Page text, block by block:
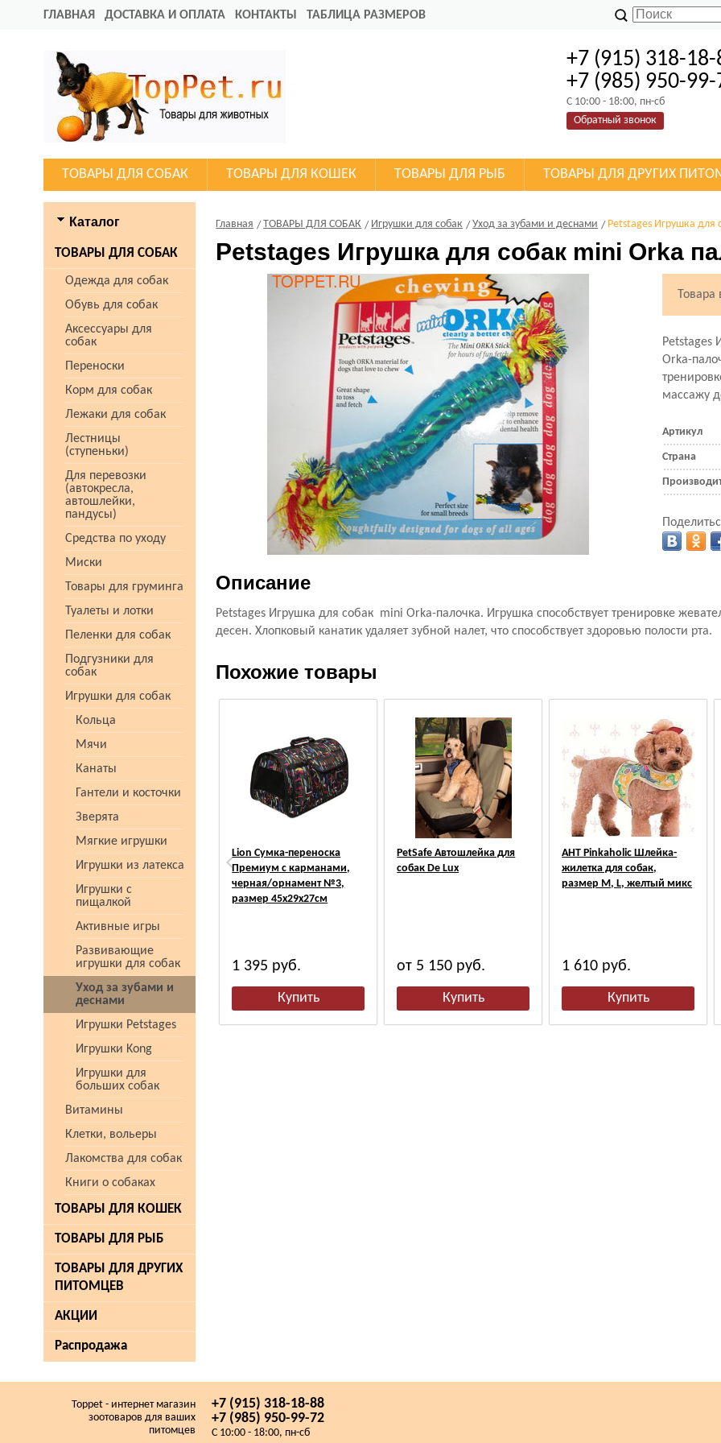
ГЛАВНАЯ ДОСТАВКА И ОПЛАТА КОНТАКТЫ ТАБЛИЦА РАЗМЕРОВ
+7 (915) 318-18-
+7 (985) 950-99-
C 10:00 - 18:00, пн-сб
Обратный звонок
ТОВАРЫ ДЛЯ СОБАК ТОВАРЫ ДЛЯ КОШЕК ТОВАРЫ ДЛЯ РЫБ ТОВАРЫ ДЛЯ ДРУГИХ
Каталог
ТОВАРЫ ДЛЯ СОБАК
Одежда для собак
Обувь для собак
Аксессуары для
собак
Переноски
Корм для собак
Лежаки для собак
Лестницы
(ступеньки)
Для перевозки
(автокресла,
автошлейки,
пандусы)
Средства по уходу
Миски
Товары для груминга
Туалеты и лотки
Пеленки для собак
Подгузники для
собак
Игрушки для собак
Кольца
Мячи
Канаты
Гантели и косточки
Зверята
Мягкие игрушки
Игрушки из латекса
Игрушки с
пищалкой
Активные игры
Развивающие
игрушки для собак
Уход за зубами и
деснами
Игрушки Petstages
Игрушки Kong
Игрушки для
больших собак
Витамины
Клетки, вольеры
Лакомства для собак
Книги о собаках
ТОВАРЫ ДЛЯ КОШЕК
ТОВАРЫ ДЛЯ РЫБ
ТОВАРЫ ДЛЯ ДРУГИХ
ПИТОМЦЕВ
АКЦИИ
Распродажа
Главная ТОВАРЫ ДЛЯ СОБАК Игрушки для собак Уход за зубами и деснами Petstages Игрушка для
Petstages Игрушка для собак mini Orka
Petstages
Orka-
массажу
Артикул
Страна
Описание
Petstages Игрушка для собак mini Orka-палочка. Игрушка способствует тренировке
десен. Хлопковый канатик удаляет зубной налет, что способствует здоровью полости рта.
Похожие товары
Lion Сумка-переноска
Премиум с карманами,
черная/орнамент №3,
размер 45х29х27см
1 395 руб.
PetSafe Автошлейка для
собак De Lux
от 5 150 руб.
АНТ Pinkaholic Шлейка-
жилетка для собак,
размер M, L, желтый микс
1 610 руб.
Toppet - интернет магазин
зоотоваров для ваших
питомцев
+7 (915) 318-18-88
+7 (985) 950-99-72
C 10:00 - 18:00, пн-сб